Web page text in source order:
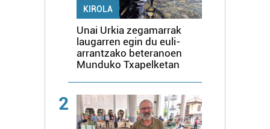
KIROLA
Unai Urkia zegamarrak
laugarren egin du euli-
arrantzako beteranoen
Munduko Txapelketan
2